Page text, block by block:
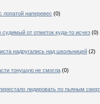
лопатой наперевес (0)
судимый от отметок куда-то исчез (0)
надругались над школьницей (2)
тонущую не смогла (0)
лидировать по пьяным